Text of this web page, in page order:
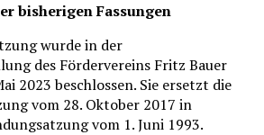
bisherigen Fassungen
wurde in der
des Fördervereins Fritz Bauer
2023 beschlossen. Sie ersetzt die
vom 28. Oktober 2017 in
vom 1. Juni 1993.